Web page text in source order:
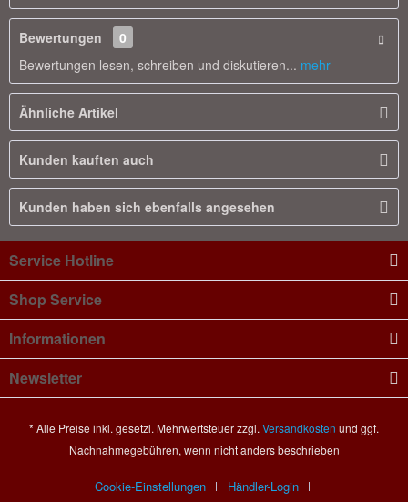
Bewertungen
0
Bewertungen lesen, schreiben und diskutieren... mehr
Ähnliche Artikel
Kunden kauften auch
Kunden haben sich ebenfalls angesehen
Service Hotline
Shop Service
Informationen
Newsletter
* Alle Preise inkl. gesetzl. Mehrwertsteuer zzgl. Versandkosten und ggf.
Nachnahmegebühren, wenn nicht anders beschrieben
Cookie-Einstellungen Händler-Login